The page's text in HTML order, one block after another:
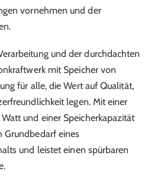
vornehmen und der
und der durchdachten
mit Speicher von
für alle, die Wert auf Qualität,
legen. Mit einer
und einer Speicherkapazität
Grundbedarf eines
und leistet einen spürbaren